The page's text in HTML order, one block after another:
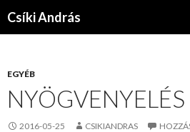
Csíki András
EGYÉB
NYÖGVENYELÉS
2016-05-25 CSIKIANDRAS